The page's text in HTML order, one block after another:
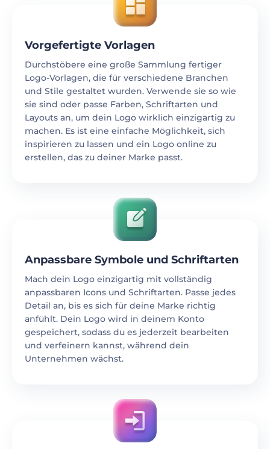
Vorgefertigte Vorlagen
Durchstöbere eine große Sammlung fertiger
Logo-Vorlagen, die für verschiedene Branchen
und Stile gestaltet wurden. Verwende sie so wie
sie sind oder passe Farben, Schriftarten und
Layouts an, um dein Logo wirklich einzigartig zu
machen. Es ist eine einfache Möglichkeit, sich
inspirieren zu lassen und ein Logo online zu
erstellen, das zu deiner Marke passt.
Anpassbare Symbole und Schriftarten
Mach dein Logo einzigartig mit vollständig
anpassbaren Icons und Schriftarten. Passe jedes
Detail an, bis es sich für deine Marke richtig
anfühlt. Dein Logo wird in deinem Konto
gespeichert, sodass du es jederzeit bearbeiten
und verfeinern kannst, während dein
Unternehmen wächst.